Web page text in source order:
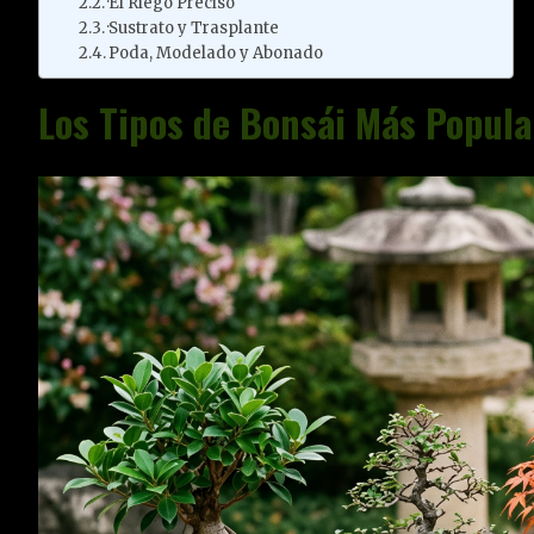
·Sustrato y Trasplante
Poda, Modelado y Abonado
Los Tipos de Bonsái Más